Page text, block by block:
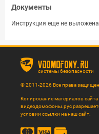
Документы
Инструкция еще не
vdomofony.ru
системы безопасности
© 2011-2026 Все права
Копирование материалов сайта
видеодомофоны.рус
условии ссылки на наш сайт.